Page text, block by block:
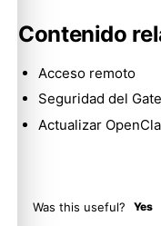
Contenido
Acceso remoto
Seguridad del
Actualizar
Was this useful? Yes